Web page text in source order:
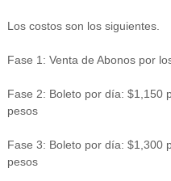
Los costos son los siguientes.
Fase 1: Venta de Abonos por
Fase 2: Boleto por día: $1,150
pesos
Fase 3: Boleto por día: $1,300
pesos